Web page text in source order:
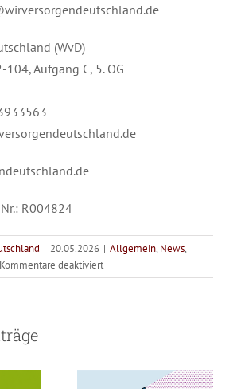
(WvD)
Aufgang C, 5. OG
R004824
| 20.05.2026 | Allgemein, News,
Kommentare deaktiviertfür
WvD
–